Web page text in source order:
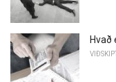
Hvað